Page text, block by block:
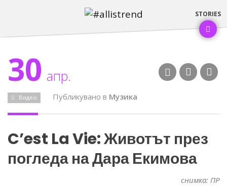
30 апр.
Видео Публикувано в Музика
C’est La Vie: Животът през
погледа на Дара Екимова
снимка: ПР